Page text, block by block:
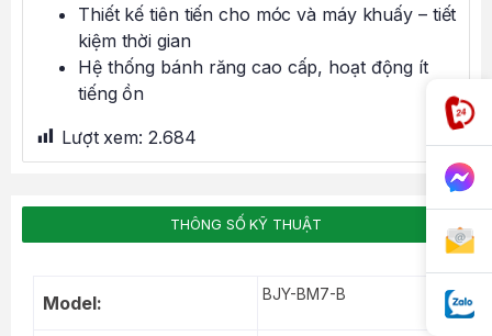
Thiết kế tiên tiến cho móc và máy khuấy – tiết
kiệm thời gian
Hệ thống bánh răng cao cấp, hoạt động ít
tiếng ồn
Lượt xem: 2.684
THÔNG SỐ KỸ THUẬT
Model: BJY-BM7-B